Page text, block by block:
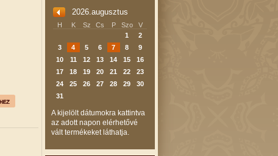
2026.augusztus
H K Sz Cs P Szo
V
1
2
3
4 5 6 7 8
9
10
11 12 13 14 15
16
17
18 19 20 21 22
23
24
25 26 27 28 29
30
31
A kijelölt dátumokra kattintva
az adott napon elérhetővé
vált termékeket láthatja.